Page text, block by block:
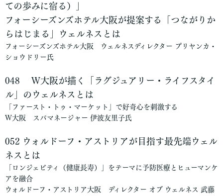
ての歩みに宿る）」
フォーシーズンズホテル大阪が提案する「つながりか
らはじまる」ウェルネスとは
フォーシーズンズホテル大阪 ウェルネスディレクター プリヤンカ・
ショウドリー氏
048 Ｗ大阪が描く「ラグジュアリー・ライフスタイ
ル」のウェルネスとは
「ファースト・トゥ・マーケット」で好奇心を刺激する
Ｗ大阪 スパマネージャー 伊波友里子氏
052 ウォルドーフ・アストリアが目指す最先端ウェル
ネスとは
「ロンジェビティ（健康長寿）」をテーマに予防医療とヒューマンケ
アを融合
ウォルドーフ・アストリア大阪 ディレクター オブ ウェルネス 武藤